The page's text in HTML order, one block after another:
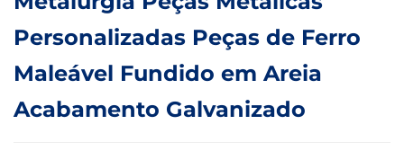
Personalizadas Peças de Ferro
Maleável Fundido em Areia
Acabamento Galvanizado